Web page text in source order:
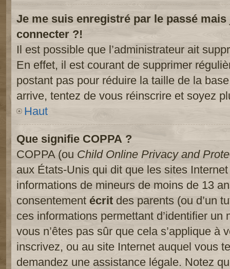
Je me suis enregistré par le passé
connecter ?!
Il est possible que l’administrateur ait
En effet, il est courant de supprimer
postant pas pour réduire la taille de la
arrive, tentez de vous réinscrire et soyez
Haut
Que signifie COPPA ?
COPPA (ou Child Online Privacy and
aux États-Unis qui dit que les sites
informations de mineurs de moins de 13
consentement écrit des parents (ou d’un
ces informations permettant d’identifier
vous n’êtes pas sûr que cela s’applique à
inscrivez, ou au site Internet auquel vous
demandez une assistance légale. Notez